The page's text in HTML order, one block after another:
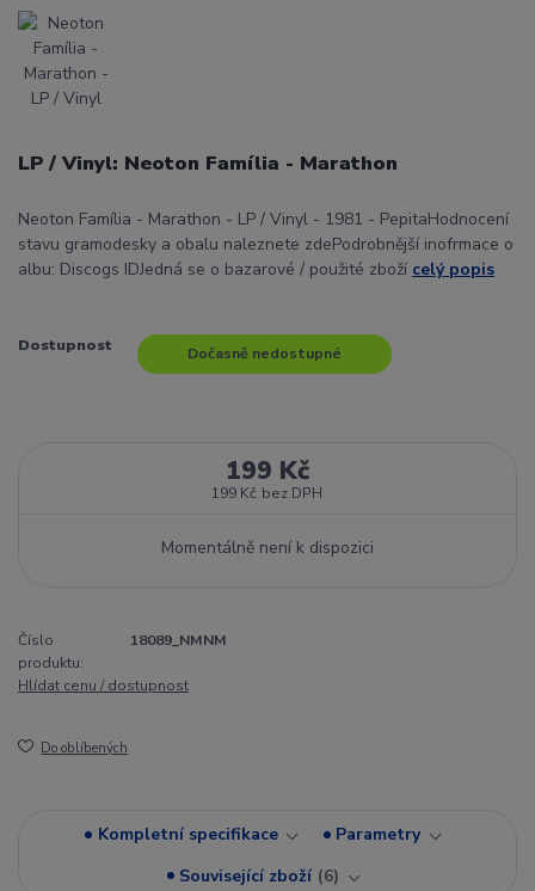
LP / Vinyl: Neoton Família - Marathon
Neoton Família - Marathon - LP / Vinyl - 1981 - PepitaHodnocení
stavu gramodesky a obalu naleznete zdePodrobnější inofrmace o
albu: Discogs IDJedná se o bazarové / použité zboží celý popis
Dostupnost Dočasně nedostupné
199 Kč
199 Kč bez DPH
Momentálně není k dispozici
Číslo
produktu:
18089_NMNM
Hlídat cenu / dostupnost
Do oblíbených
Kompletní specifikace
Parametry
Související zboží 6